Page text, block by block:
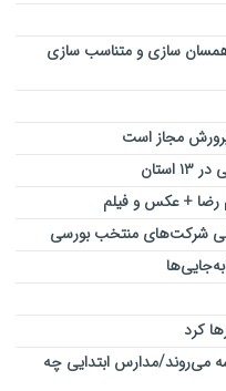
همسان سازی و متناسب سازی
مجاز است
شرکت‌های منتخب بورسی
کرد
می‌روند/مدارس ابتدایی چه